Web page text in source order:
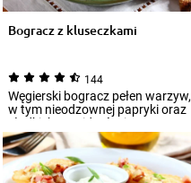
Bogracz z kluseczkami
144
Węgierski bogracz pełen warzyw,
w tym nieodzownej papryki oraz
słodkich pomidorów i z
kawałkami s...